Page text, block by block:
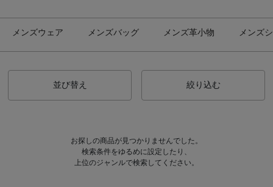
メンズウェア メンズバッグ メンズ革小物 メンズ
並び替え 絞り込む
お探しの商品が見つかりませんでした。
検索条件をゆるめに設定したり、
上位のジャンルで検索してください。